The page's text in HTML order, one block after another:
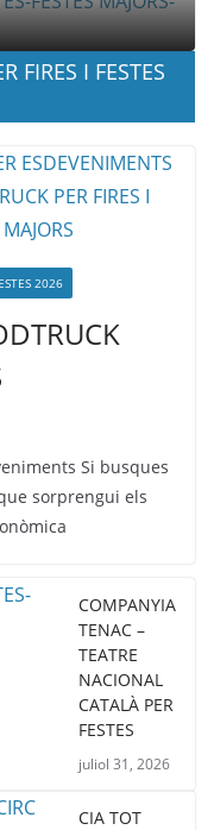
FIRES I FESTES
2026
Si busques
sorprengui els
COMPANYIA
TENAC –
TEATRE
NACIONAL
CATALÀ PER
FESTES
juliol 31, 2026
CIA TOT